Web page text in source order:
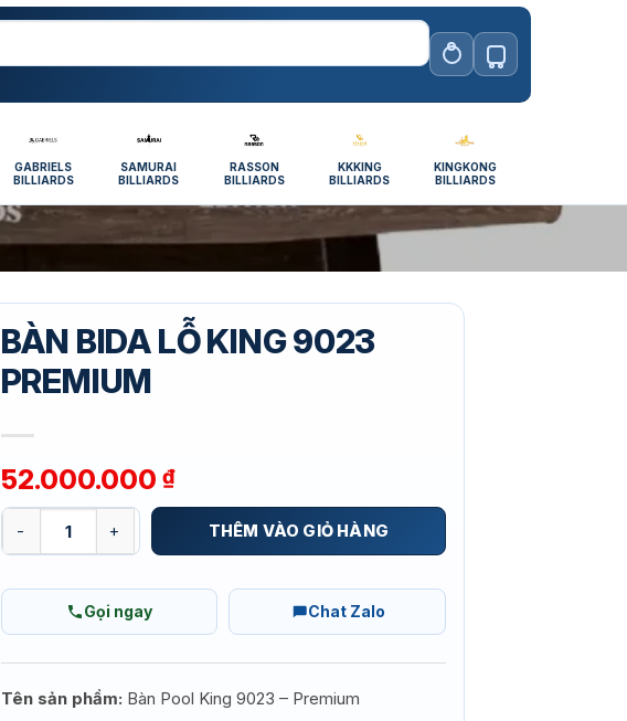
GABRIELS
BILLIARDS
SAMURAI
BILLIARDS
RASSON
BILLIARDS
KKKING
BILLIARDS
KINGKONG
BILLIARDS
BÀN BIDA LỖ KING 9023
PREMIUM
52.000.000 ₫
BÀN BIDA LỖ KING 9023 PREMIUM số lượng
THÊM VÀO GIỎ HÀNG
Gọi ngay Chat Zalo
Tên sản phầm: Bàn Pool King 9023 – Premium